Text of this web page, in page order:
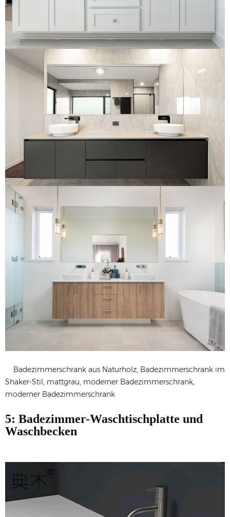
Badezimmerschrank aus Naturholz, Badezimmerschrank im
Shaker-Stil, mattgrau, moderner Badezimmerschrank,
moderner Badezimmerschrank
5: Badezimmer-Waschtischplatte und
Waschbecken